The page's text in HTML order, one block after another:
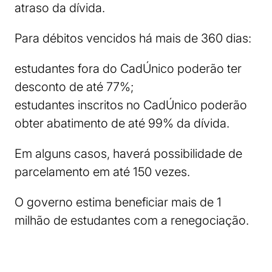
atraso da dívida.
Para débitos vencidos há mais de 360 dias:
estudantes fora do CadÚnico poderão ter
desconto de até 77%;
estudantes inscritos no CadÚnico poderão
obter abatimento de até 99% da dívida.
Em alguns casos, haverá possibilidade de
parcelamento em até 150 vezes.
O governo estima beneficiar mais de 1
milhão de estudantes com a renegociação.